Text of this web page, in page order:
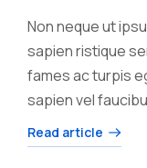
Non neque ut
sapien ristique
fames ac turpis
sapien vel
Read article